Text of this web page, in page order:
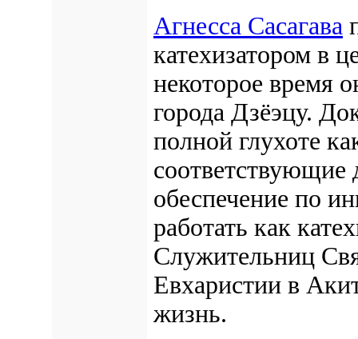
Агнесса Сасагава
катехизатором в
некоторое время
города Дзёэцу.
полной глухоте
соответствующие
обеспечение по
работать как
Служительниц
Евхаристии в
жизнь.